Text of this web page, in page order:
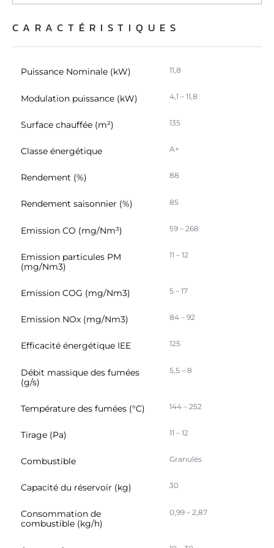
CARACTÉRISTIQUES
Puissance Nominale (kW) 11,8
Modulation puissance (kW) 4,1 – 11,8
Surface chauffée (m²) 135
Classe énergétique A+
Rendement (%) 88
Rendement saisonnier (%) 85
Emission CO (mg/Nm³) 59 – 268
Emission particules PM
(mg/Nm3)
11 – 12
Emission COG (mg/Nm3) 5 – 17
Emission NOx (mg/Nm3) 84 – 92
Efficacité énergétique IEE 125
Débit massique des fumées
(g/s)
5,5 – 8
Température des fumées (°C) 144 – 252
Tirage (Pa) 11 – 12
Combustible Granulés
Capacité du réservoir (kg) 30
Consommation de
combustible (kg/h)
0,99 – 2,87